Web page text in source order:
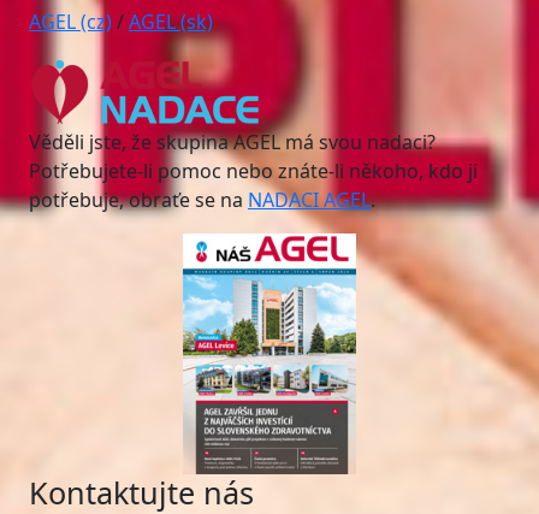
AGEL (cz)/AGEL (sk)
Věděli jste, že skupina AGEL má svou nadaci?
Potřebujete-li pomoc nebo znáte-li někoho, kdo ji
potřebuje, obraťe se na NADACI AGEL.
Kontaktujte nás